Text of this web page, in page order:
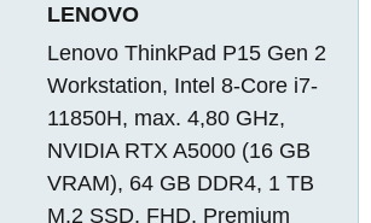
LENOVO
Lenovo ThinkPad P15 Gen 2
Workstation, Intel 8-Core i7-
11850H, max. 4,80 GHz,
NVIDIA RTX A5000 (16 GB
VRAM), 64 GB DDR4, 1 TB
M.2 SSD, FHD, Premium